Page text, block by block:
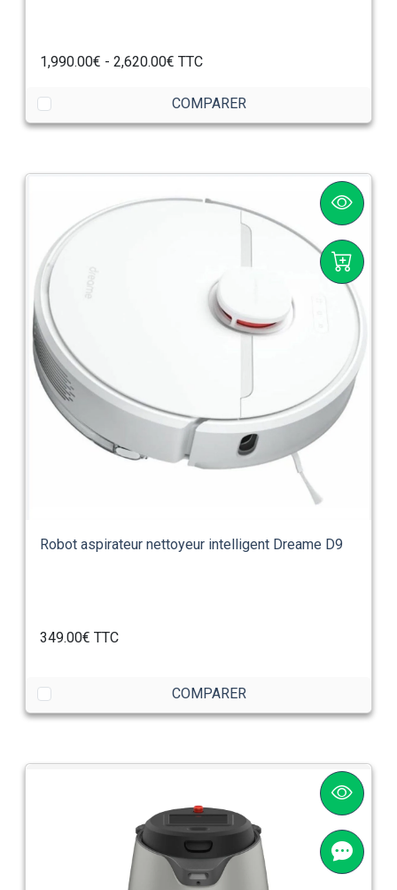
1,990.00€ - 2,620.00€ TTC
COMPARER
Robot aspirateur nettoyeur intelligent Dreame D9
349.00€ TTC
COMPARER